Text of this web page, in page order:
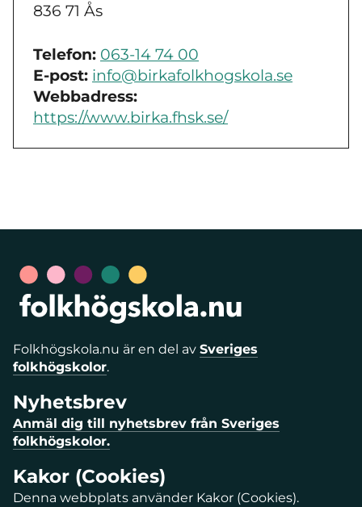
836 71 Ås
Telefon: 063-14 74 00
E-post: info@birkafolkhogskola.se
Webbadress:
https://www.birka.fhsk.se/
Folkhögskola.nu är en del av Sveriges
folkhögskolor.
Nyhetsbrev
Anmäl dig till nyhetsbrev från Sveriges
folkhögskolor.
Kakor (Cookies)
Denna webbplats använder Kakor (Cookies).